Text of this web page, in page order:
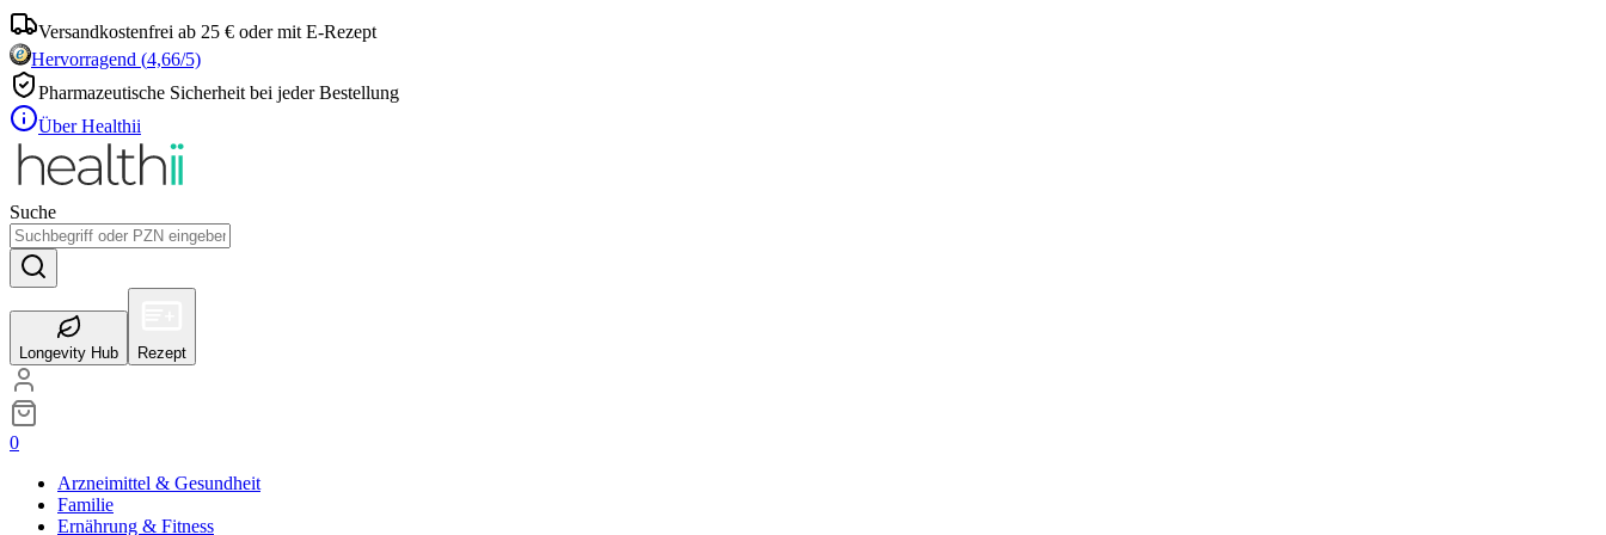
Versandkostenfrei ab 25 € oder mit E-Rezept
Hervorragend (4,66/5)
Pharmazeutische Sicherheit bei jeder Bestellung
Über Healthii
Suche
Longevity Hub Rezept
0
Arzneimittel & Gesundheit
Familie
Ernährung & Fitness